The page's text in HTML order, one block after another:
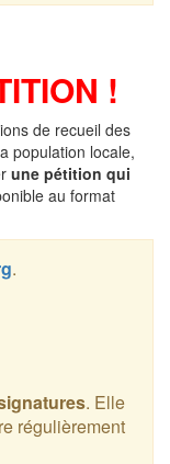
!
de recueil des
population locale,
une pétition qui
au format
.
. Elle
régulièrement